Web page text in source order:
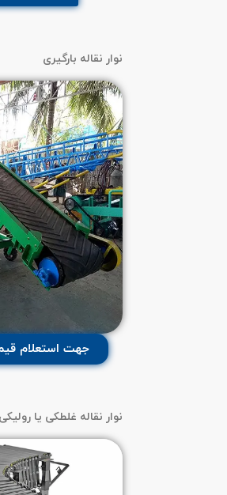
نوار نقاله بارگیری
جهت استعلام
نوار نقاله غلطکی یا رولیکی